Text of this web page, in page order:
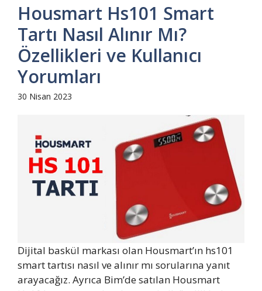
Housmart Hs101 Smart
Tartı Nasıl Alınır Mı?
Özellikleri ve Kullanıcı
Yorumları
30 Nisan 2023
Dijital baskül markası olan Housmart’ın hs101
smart tartısı nasıl ve alınır mı sorularına yanıt
arayacağız. Ayrıca Bim’de satılan Housmart